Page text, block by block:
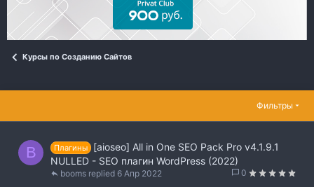
Курсы по Созданию Сайтов
Фильтры
B Плагины
[aioseo] All in One SEO Pack Pro v4.1.9.1
NULLED - SEO плагин WordPress (2022)
0
6 Апр 2022
booms